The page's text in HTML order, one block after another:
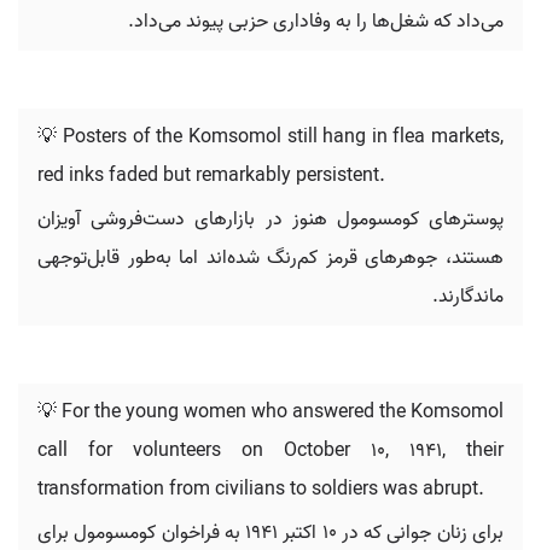
می‌داد که شغل‌ها را به وفاداری حزبی پیوند می‌داد.
💡 Posters of the Komsomol still hang in flea markets,
red inks faded but remarkably persistent.
پوسترهای کومسومول هنوز در بازارهای دست‌فروشی آویزان
هستند، جوهرهای قرمز کم‌رنگ شده‌اند اما به‌طور قابل‌توجهی
ماندگارند.
💡 For the young women who answered the Komsomol
call for volunteers on October 10, 1941, their
transformation from civilians to soldiers was abrupt.
برای زنان جوانی که در 10 اکتبر 1941 به فراخوان کومسومول برای